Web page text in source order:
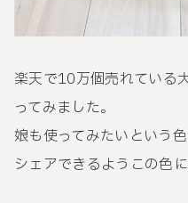
楽天で10万個売れている
ってみました。
娘も使ってみたいという
シェアできるようこの色に